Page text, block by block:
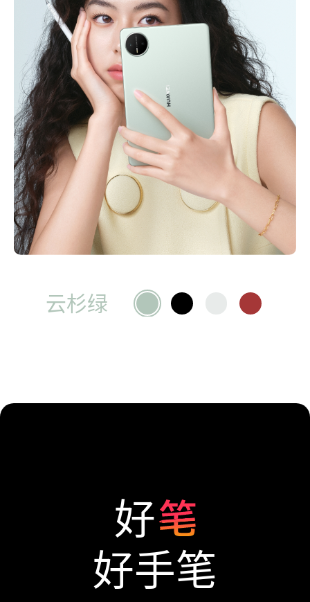
云杉绿
好
好手笔